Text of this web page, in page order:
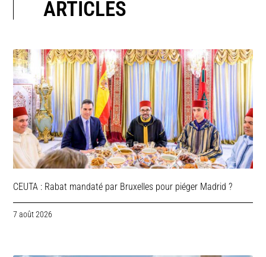
ARTICLES
CEUTA : Rabat mandaté par Bruxelles pour piéger Madrid ?
7 août 2026